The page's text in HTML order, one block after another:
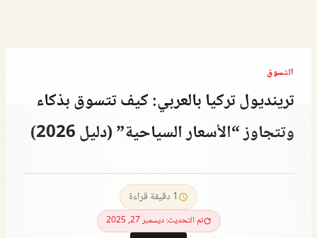
التسوق
ترينديول تركيا بالعربي: كيف تتسوق بذكاء
وتتجاوز “الأسعار السياحية” (دليل 2026)
1 دقيقة قراءة
تم التحديث: ديسمبر 27, 2025